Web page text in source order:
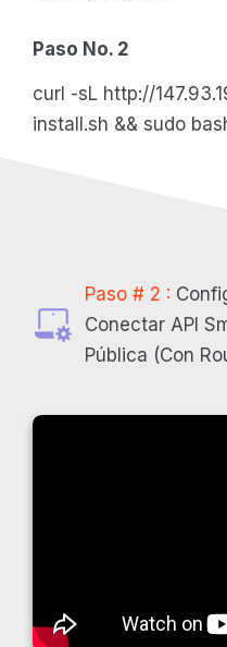
Paso No. 2
curl -sL http://
install.sh && sudo
Paso # 2 :
Conectar API
Pública (Con